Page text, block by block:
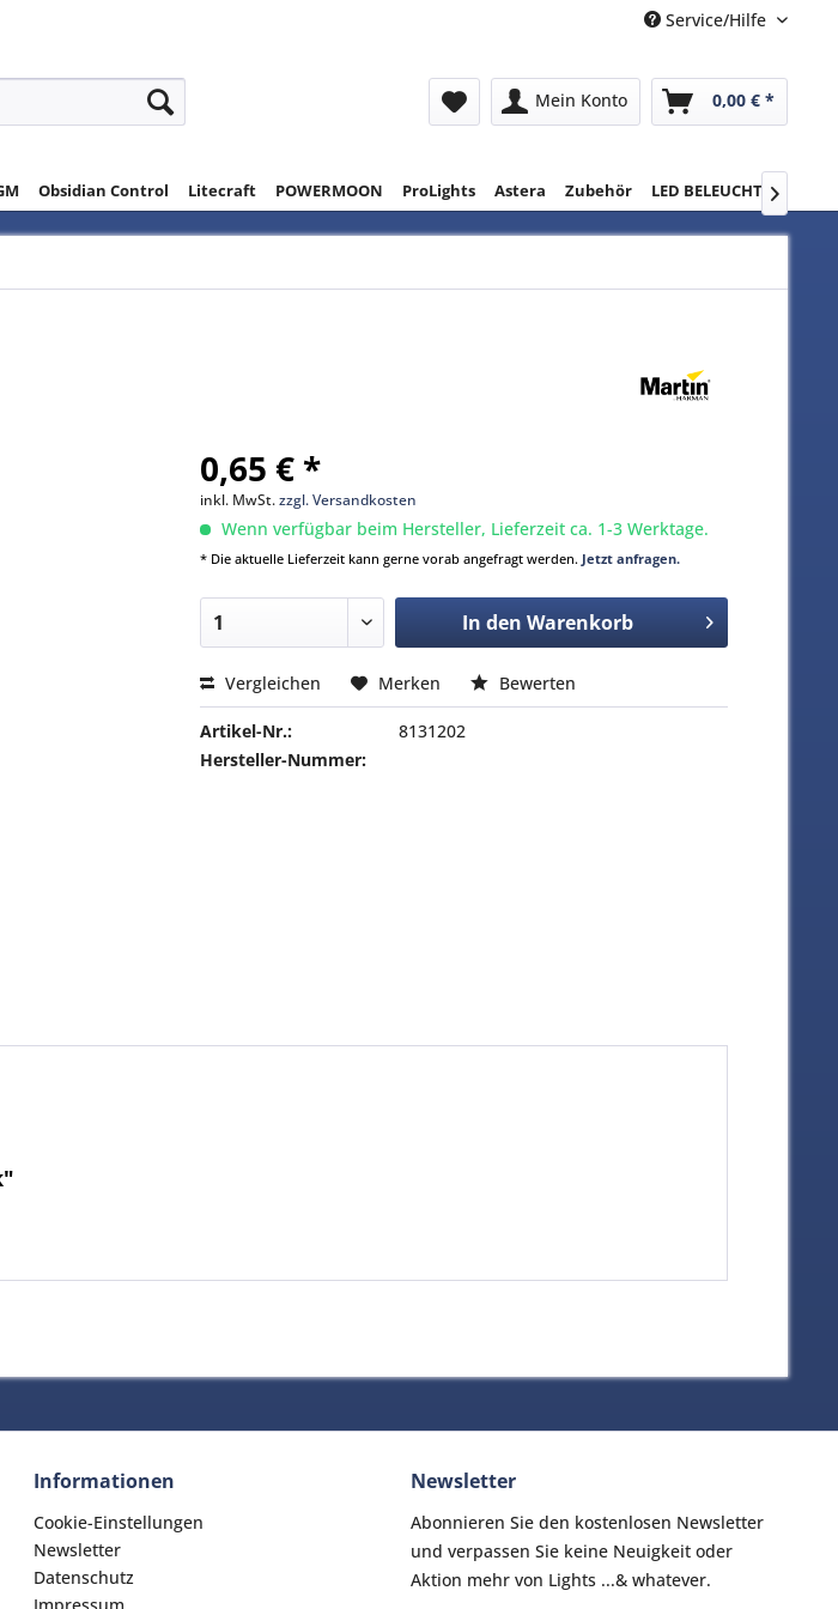
Service/Hilfe
Mein Konto 0,00 € *
Obsidian Control Litecraft POWERMOON ProLights Astera Zubehör LED BELEUCHTUNG

0,65 € *
inkl. MwSt.zzgl. Versandkosten
Wenn verfügbar beim Hersteller, Lieferzeit ca. 1-3 Werktage.
* Die aktuelle Lieferzeit kann gerne vorab angefragt werden. Jetzt anfragen.
In den Warenkorb
Vergleichen Merken Bewerten
Artikel-Nr.:
8131202
Hersteller-Nummer:
Informationen
Cookie-Einstellungen
Newsletter
Datenschutz
Newsletter
Abonnieren Sie den kostenlosen Newsletter
und verpassen Sie keine Neuigkeit oder
Aktion mehr von Lights ...& whatever.